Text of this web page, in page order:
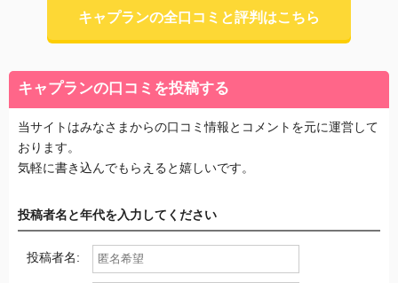
キャプランの全口コミと評判はこちら
キャプランの口コミを投稿する
当サイトはみなさまからの口コミ情報とコメントを元に運営して
おります。
気軽に書き込んでもらえると嬉しいです。
投稿者名と年代を入力してください
投稿者名: